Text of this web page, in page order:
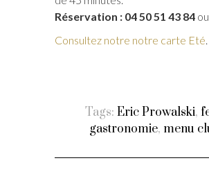
Réservation : 04 50 51 43 84 ou
Consultez notre notre carte Eté.
Tags: Eric Prowalski,
gastronomie, menu